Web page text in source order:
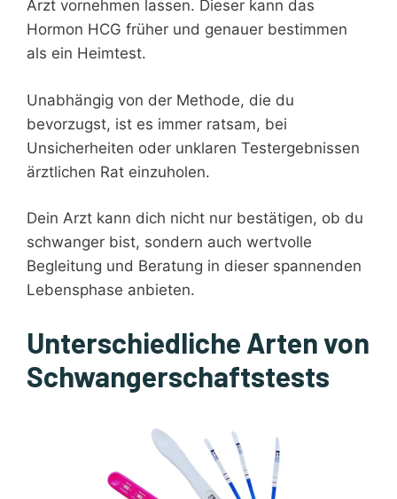
Arzt vornehmen lassen. Dieser kann das
Hormon HCG früher und genauer bestimmen
als ein Heimtest.
Unabhängig von der Methode, die du
bevorzugst, ist es immer ratsam, bei
Unsicherheiten oder unklaren Testergebnissen
ärztlichen Rat einzuholen.
Dein Arzt kann dich nicht nur bestätigen, ob du
schwanger bist, sondern auch wertvolle
Begleitung und Beratung in dieser spannenden
Lebensphase anbieten.
Unterschiedliche Arten von
Schwangerschaftstests